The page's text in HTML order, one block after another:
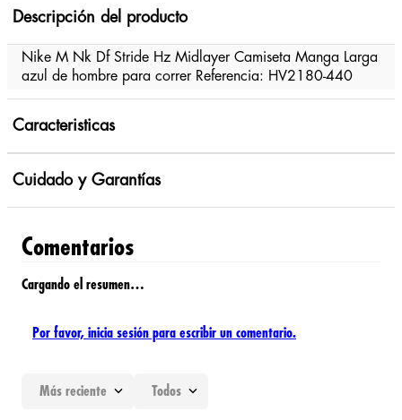
Descripción del producto
Nike M Nk Df Stride Hz Midlayer Camiseta Manga Larga
azul de hombre para correr Referencia: HV2180-440
Caracteristicas
Cuidado y Garantías
Comentarios
Cargando el resumen…
Por favor, inicia sesión para escribir un comentario.
Más reciente Todos